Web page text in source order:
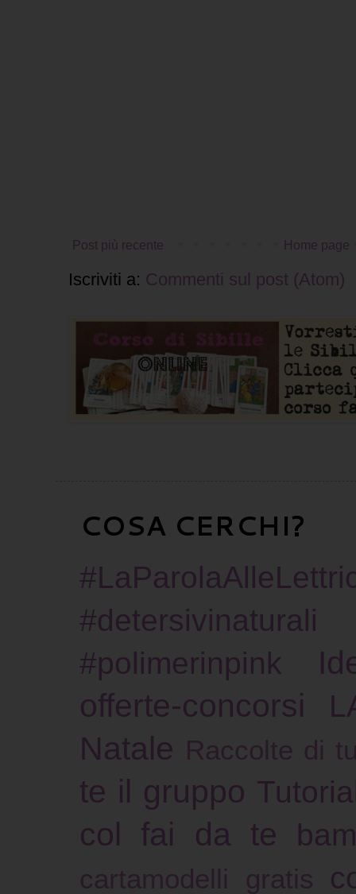
Post più recente Home page
Iscriviti a: Commenti sul post (Atom)
COSA CERCHI?
#detersivinaturali
#polimerinpink
offerte-concorsi
Natale Raccolte di
te il gruppo
col fai da te
cartamodelli gratis